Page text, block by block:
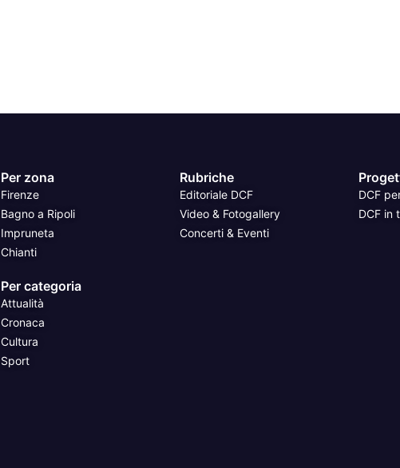
Per zona
Firenze
Bagno a Ripoli
Impruneta
Chianti
Per categoria
Attualità
Cronaca
Cultura
Sport
Rubriche
Editoriale DCF
Video & Fotogallery
Concerti & Eventi
DCF
DCF in